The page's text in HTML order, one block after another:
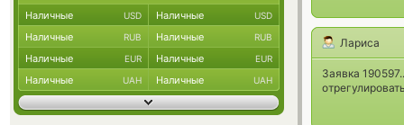
Лариса
Заявка
Наличные USD Наличные USD
Наличные RUB Наличные RUB
Наличные EUR Наличные EUR
Наличные UAH Наличные UAH